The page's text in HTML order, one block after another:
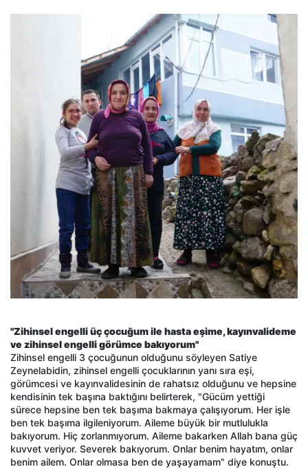
"Zihinsel engelli üç çocuğum ile hasta eşime, kayınvalideme
ve zihinsel engelli görümce bakıyorum"
Zihinsel engelli 3 çocuğunun olduğunu söyleyen Satiye
Zeynelabidin, zihinsel engelli çocuklarının yanı sıra eşi,
görümcesi ve kayınvalidesinin de rahatsız olduğunu ve hepsine
kendisinin tek başına baktığını belirterek, "Gücüm yettiği
sürece hepsine ben tek başıma bakmaya çalışıyorum. Her işle
ben tek başıma ilgileniyorum. Aileme büyük bir mutlulukla
bakıyorum. Hiç zorlanmıyorum. Aileme bakarken Allah bana güç
kuvvet veriyor. Severek bakıyorum. Onlar benim hayatım, onlar
benim ailem. Onlar olmasa ben de yaşayamam" diye konuştu.